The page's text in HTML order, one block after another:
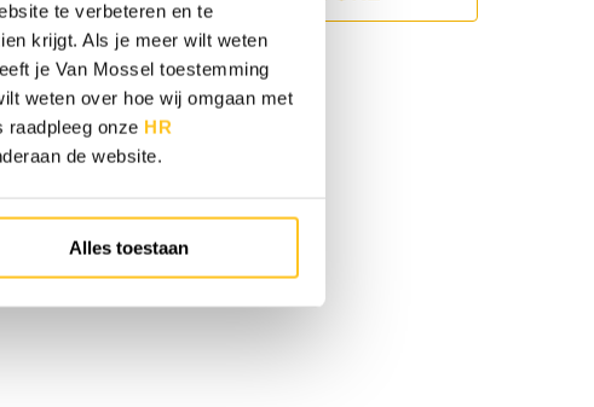
te verbeteren en te
krijgt. Als je meer wilt weten
je Van Mossel toestemming
weten over hoe wij omgaan met
raadpleeg onze HR
de website.
Alles toestaan